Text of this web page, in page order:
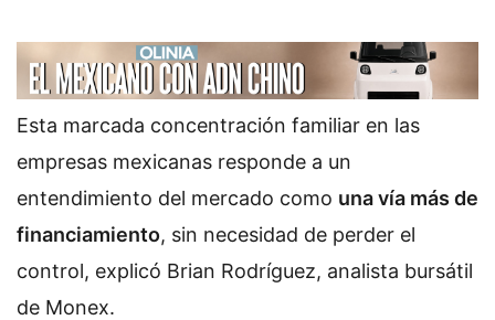
Esta marcada concentración familiar en las
empresas mexicanas responde a un
entendimiento del mercado como una vía más de
financiamiento, sin necesidad de perder el
control, explicó Brian Rodríguez, analista bursátil
de Monex.